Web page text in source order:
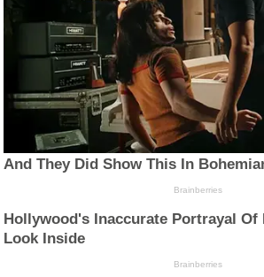
And They Did Show This In
Brainberries
Hollywood's Inaccurate Portrayal Of
Look Inside
Brainberries